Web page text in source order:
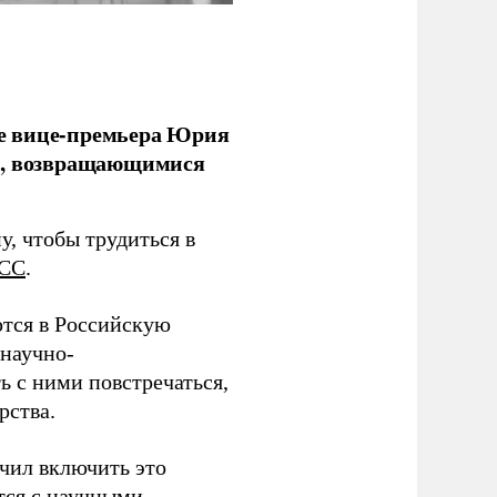
вице-премьера Юрия
возвращающимися
чтобы трудиться в
.
в Российскую
с ними повстречаться,
включить это